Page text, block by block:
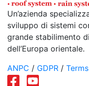
Un’azienda
sviluppo di sistemi
grande stabilimento
dell’Europa orientale.
ANPC / GDPR /